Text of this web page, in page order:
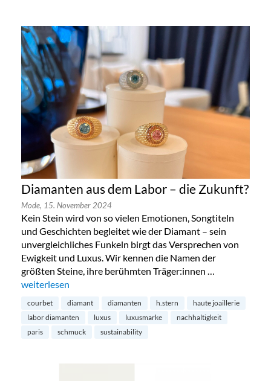
Diamanten aus dem Labor – die Zukunft?
Mode, 15. November 2024
Kein Stein wird von so vielen Emotionen, Songtiteln
und Geschichten begleitet wie der Diamant – sein
unvergleichliches Funkeln birgt das Versprechen von
Ewigkeit und Luxus. Wir kennen die Namen der
größten Steine, ihre berühmten Träger:innen …
„Diamanten aus dem Labor – die Zukunft?“
weiterlesen
courbet diamant diamanten h.stern
haute joaillerie
labor diamanten
luxus luxusmarke
nachhaltigkeit
paris
schmuck sustainability